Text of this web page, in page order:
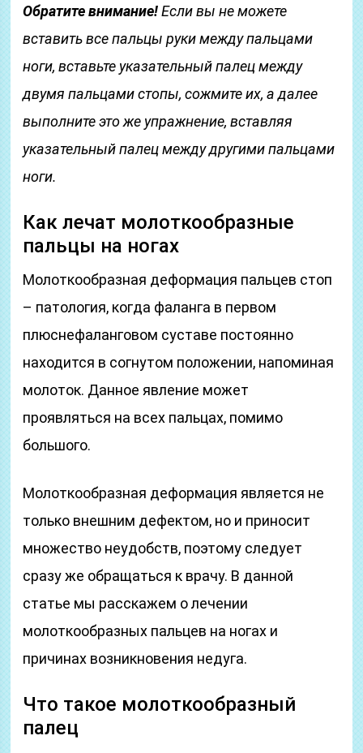
Обратите внимание!Если вы не можете
вставить все пальцы руки между пальцами
ноги, вставьте указательный палец между
двумя пальцами стопы, сожмите их, а далее
выполните это же упражнение, вставляя
указательный палец между другими пальцами
ноги.
Как лечат молоткообразные
пальцы на ногах
Молоткообразная деформация пальцев стоп
– патология, когда фаланга в первом
плюснефаланговом суставе постоянно
находится в согнутом положении, напоминая
молоток. Данное явление может
проявляться на всех пальцах, помимо
большого.
Молоткообразная деформация является не
только внешним дефектом, но и приносит
множество неудобств, поэтому следует
сразу же обращаться к врачу. В данной
статье мы расскажем о лечении
молоткообразных пальцев на ногах и
причинах возникновения недуга.
Что такое молоткообразный
палец